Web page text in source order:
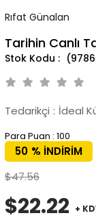
Rıfat Günalan
Tarihin Canlı
Tedarikçi : İdeal
Para Puan : 100
%
50
İNDIRIM
$47.56
$22.22 +